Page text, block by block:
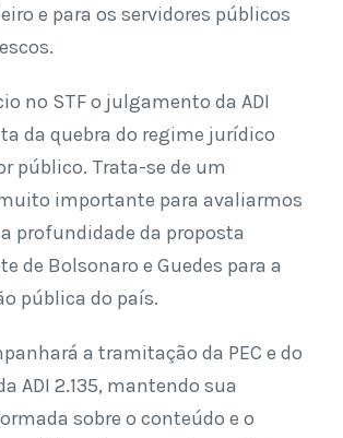
e para os servidores públicos
no STF o julgamento da ADI
da quebra do regime jurídico
público. Trata-se de um
importante para avaliarmos
profundidade da proposta
de Bolsonaro e Guedes para a
pública do país.
a tramitação da PEC e do
ADI 2.135, mantendo sua
sobre o conteúdo e o